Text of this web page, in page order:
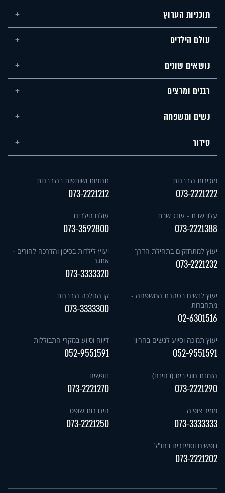
תוכניות הערוץ
עולם הילדים
נושאים שונים
רבנים ומרצים
נשים ומשפחה
סידור
מזכירות הידברות
073-2221222
תרומות ושותפות בהידברות
073-2221212
עלון שבת - עונג שבת
073-2221388
עולם הילדים
073-3592800
יעוץ למתחזקים בתחילת הדרך
073-2221232
יעוץ לילדות בסיכון והדרכה להורים -
אתגר
073-3333320
יעוץ לנשים בטהרת המשפחה -
מתחברות
02-6301516
קו ההלכה הידברות
073-3333300
יעוץ תמיכה וסיוע לנשים בהריון
052-9551591
דיווח וסיוע במקרי התבוללות
052-9551591
הזמנת חוגי בית (בחינם)
073-2221290
נופשים
073-2221270
ממיר צופיה
073-3333333
הידברות שופס
073-2221250
נופשים וסמינרים בחו"ל
073-2221202